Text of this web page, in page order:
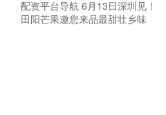
配资平台导航 6月13日深圳见！
田阳芒果邀您来品最甜壮乡味